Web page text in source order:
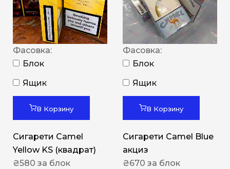
Фасовка:
Блок
Ящик
В Корзину
Сигарети Camel
Yellow KS (квадрат)
₴580 за блок
Фасовка:
Блок
Ящик
В Корзину
Сигарети Camel Blue
акциз
₴670 за блок